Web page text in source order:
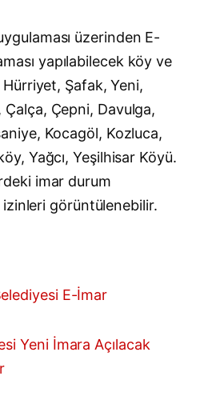
üzerinden E-
yapılabilecek köy ve
Şafak, Yeni,
Çalça, Çepni, Davulga,
Kocagöl, Kozluca,
Yağcı, Yeşilhisar Köyü.
imar durum
görüntülenebilir.
E-İmar
Yeni İmara Açılacak